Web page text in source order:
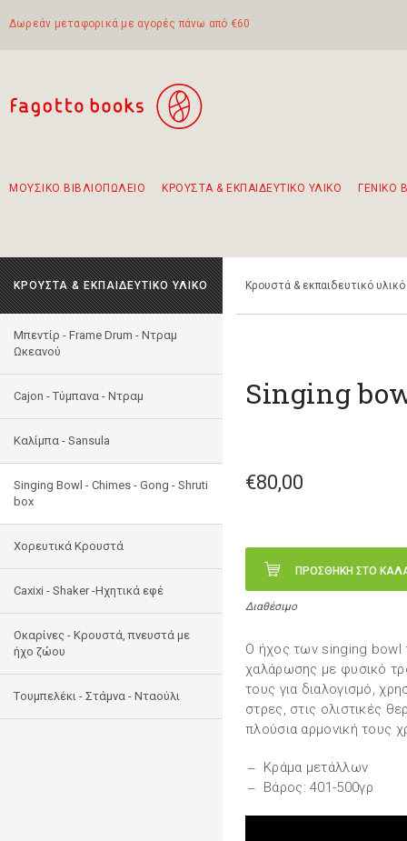
Δωρεάν μεταφορικά με αγορές πάνω από €60
ΜΟΥΣΙΚΟ ΒΙΒΛΙΟΠΩΛΕΙΟ ΚΡΟΥΣΤΑ & ΕΚΠΑΙΔΕΥΤΙΚΟ ΥΛΙΚΟ ΓΕΝΙΚΟ
ΚΡΟΥΣΤΑ & ΕΚΠΑΙΔΕΥΤΙΚΟ ΥΛΙΚΟ
Μπεντίρ - Frame Drum - Ντραμ
Ωκεανού
Cajon - Τύμπανα - Ντραμ
Καλίμπα - Sansula
Singing Bowl - Chimes - Gong - Shruti
box
Χορευτικά Κρουστά
Caxixi - Shaker -Ηχητικά εφέ
Οκαρίνες - Κρουστά, πνευστά με
ήχο ζώου
Tουμπελέκι - Στάμνα - Νταούλι
Κρουστά & εκπαιδευτικό υλικό
Singing
€80,00
ΠΡΟΣΘΗΚΗ ΣΤΟ
Διαθέσιμο
Ο ήχος των singing bowl
χαλάρωσης με φυσικό
τους για διαλογισμό,
στρες, στις ολιστικές
πλούσια αρμονική τους
Κράμα μετάλλων
Βάρος: 401-500γρ